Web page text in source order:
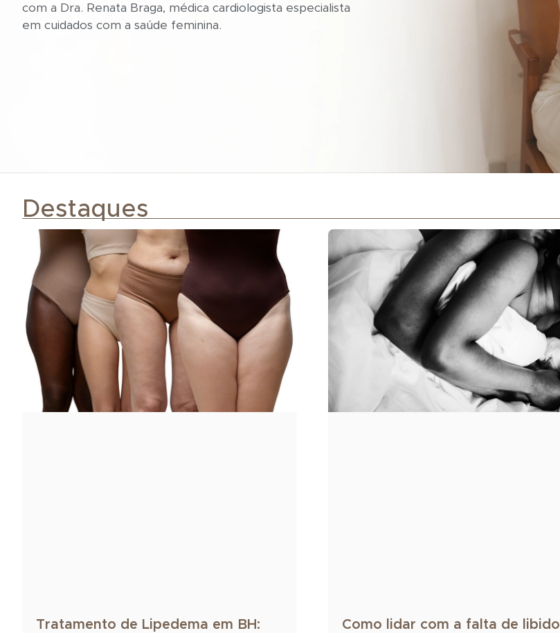
com a Dra. Renata Braga, médica cardiologista especialista
em cuidados com a saúde feminina.
Destaques
Tratamento de Lipedema em BH:
Como lidar com a falta de libido